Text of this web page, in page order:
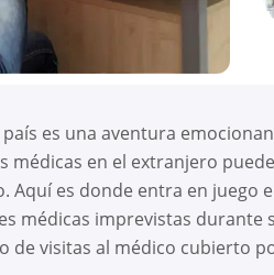
es una aventura
médicas en el extranjero
Aquí es donde entra en juego
médicas imprevistas
de visitas al médico cubierto